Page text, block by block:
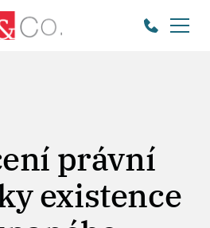
právní
existence